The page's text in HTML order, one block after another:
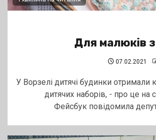
Для малюків
07.02.2021
У Ворзелі дитячі будинки отримали
дитячих наборів, - про це на
Фейсбук повідомила